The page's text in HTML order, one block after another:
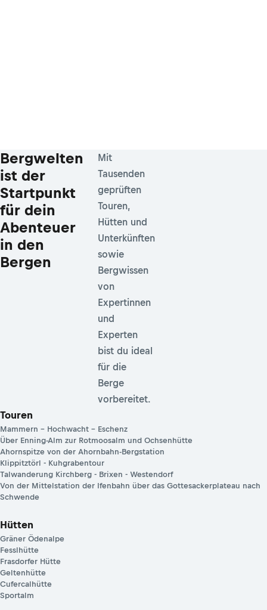
Bergwelten
ist der
Startpunkt
für dein
Abenteuer
in den
Bergen
Mit
Tausenden
geprüften
Touren,
Hütten und
Unterkünften
sowie
Bergwissen
von
Expertinnen
und
Experten
bist du ideal
für die
Berge
vorbereitet.
Touren
Mammern – Hochwacht – Eschenz
Über Enning-Alm zur Rotmoosalm und Ochsenhütte
Ahornspitze von der Ahornbahn-Bergstation
Klippitztörl - Kuhgrabentour
Talwanderung Kirchberg - Brixen - Westendorf
Von der Mittelstation der Ifenbahn über das Gottesackerplateau nach
Schwende
Hütten
Gräner Ödenalpe
Fesslhütte
Frasdorfer Hütte
Geltenhütte
Cufercalhütte
Sportalm